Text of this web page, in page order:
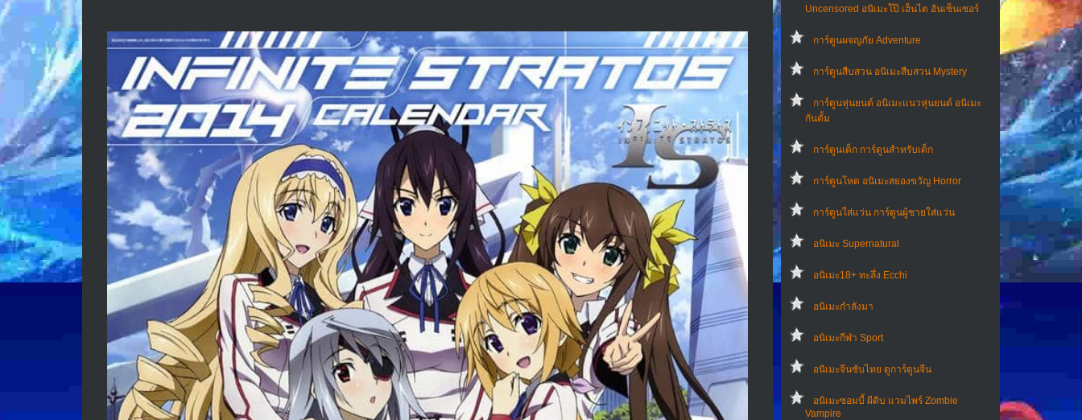
Uncensored อนิเมะโป๊ เฮ็นไต อันเซ็นเซอร์
การ์ตูนผจญภัย Adventure
การ์ตูนสืบสวน อนิเมะสืบสวน Mystery
การ์ตูนหุ่นยนต์ อนิเมะแนวหุ่นยนต์ อนิเมะ
กันดั้ม
การ์ตูนเด็ก การ์ตูนสำหรับเด็ก
การ์ตูนโหด อนิเมะสยองขวัญ Horror
การ์ตูนใส่แว่น การ์ตูนผู้ชายใส่แว่น
อนิเมะ Supernatural
อนิเมะ18+ ทะลึ่ง Ecchi
อนิเมะกำลังมา
อนิเมะกีฬา Sport
อนิเมะจีนซับไทย ดูการ์ตูนจีน
อนิเมะซอมบี้ ผีดิบ แวมไพร์ Zombie
Vampire